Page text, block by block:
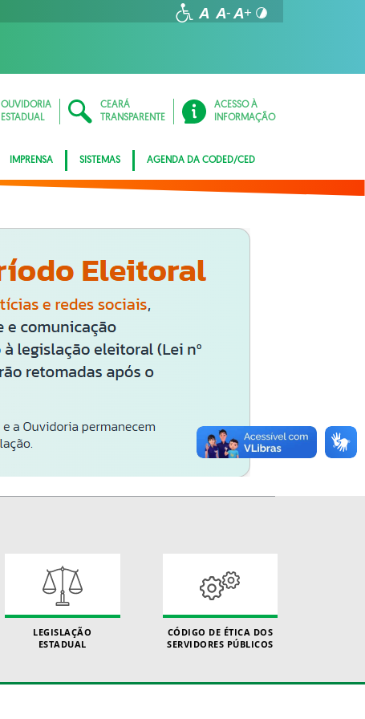
OUVIDORIA
ESTADUAL
CEARÁ
TRANSPARENTE
ACESSO À
INFORMAÇÃO
IMPRENSA SISTEMAS AGENDA DA CODED/CED
LEGISLAÇÃO
ESTADUAL
CÓDIGO DE ÉTICA DOS
SERVIDORES PÚBLICOS